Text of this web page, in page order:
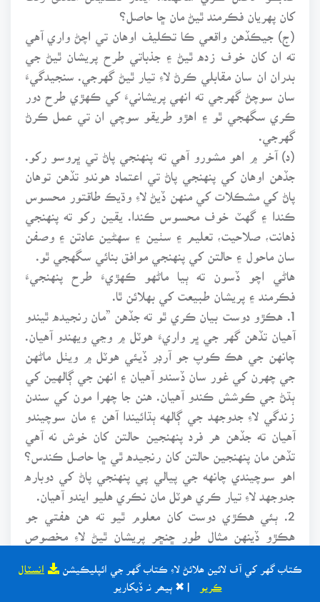
ڪتاب گهر کي آف لائين ھلائڻ لاءِ ڪتاب گهر جي ائپليڪيشن انسٽال
| ✖ ٻيھر نہ ڏيکاريو
کان پهريان فڪرمند ٿيڻ مان ڇا حاصل؟
(ج) جيڪڏهن واقعي ڪا تڪليف اوهان تي اچڻ واري آهي
ته ان کان خوف زده ٿيڻ ۽ جذباتي طرح پريشان ٿيڻ جي
بدران ان سان مقابلي ڪرڻ لاءِ تيار ٿيڻ گهرجي. سنجيدگيءَ
سان سوچڻ گهرجي ته انهي پريشانيءَ کي ڪهڙي طرح دور
ڪري سگهجي ٿو ۽ اهڙو طريقو سوچي ان تي عمل ڪرڻ
گهرجي.
(د) آخر ۾ اهو مشورو آهي ته پنهنجي پاڻ تي ڀروسو رکو.
جڏهن اوهان کي پنهنجي پاڻ تي اعتماد هوندو تڏهن توهان
پاڻ کي مشڪلات کي منهن ڏيڻ لاءِ وڌيڪ طاقتور محسوس
ڪندا ۽ گهٽ خوف محسوس ڪندا. يقين رکو ته پنهنجي
ذهانت، صلاحيت، تعليم ۽ سٺين ۽ سهڻين عادتن ۽ وصفن
سان ماحول ۽ حالتن کي پنهنجي موافق بنائي سگهجي ٿو.
هاڻي اچو ڏسون ته ٻيا ماڻهو ڪهڙيءَ طرح پنهنجيءَ
فڪرمند ۽ پريشان طبيعت کي بهلائن ٿا.
1. هڪڙو دوست بيان ڪري ٿو ته جڏهن ”مان رنجيده ٿيندو
آهيان تڏهن گهر جي ڀر واريءَ هوٽل ۾ وڃي ويهندو آهيان.
چانهن جي هڪ ڪوپ جو آرڊر ڏيئي هوٽل ۾ ويٺل ماڻهن
جي چهرن کي غور سان ڏسندو آهيان ۽ انهن جي ڳالهين کي
ٻڌڻ جي ڪوشش ڪندو آهيان. هنن جا چهرا مون کي سندن
زندگي لاءِ جدوجهد جي ڳالهه ٻڌائيندا آهن ۽ مان سوچيندو
آهيان ته جڏهن هر فرد پنهنجين حالتن کان خوش نه آهي
تڏهن مان پنهنجين حالتن کان رنجيده ٿي ڇا حاصل ڪندس؟
اهو سوچيندي چانهه جي پيالي پي پنهنجي پاڻ کي دوباره
جدوجهد لاءِ تيار ڪري هوٽل مان نڪري هليو ايندو آهيان.
2. ٻئي هڪڙي دوست کان معلوم ٿيو ته هن هفتي جو
هڪڙو ڏينهن مثال طور ڇنڇر پريشان ٿيڻ لاءِ مخصوص
ڏينهن تي هن کي ڪا به پريشاني يا فڪر ٿئي ٿو ته ان کي
ڇنڇر ڏينهن تي سوچڻ لاءِ مهمل ڪري ڇڏي ٿو ۽ پنهنجو پاڻ